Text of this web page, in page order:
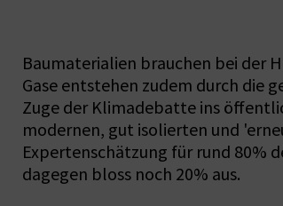
Baumaterialien brauchen bei der
Gase entstehen zudem durch die
Zuge der Klimadebatte ins
modernen, gut isolierten und
Expertenschätzung für rund 80%
dagegen bloss noch 20% aus.